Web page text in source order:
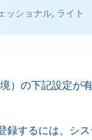
ッショナル, ライト
）の下記設定が
録するには、シ